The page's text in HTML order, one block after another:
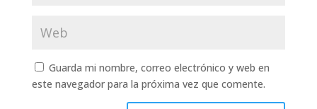
Guarda mi nombre, correo electrónico y web en
este navegador para la próxima vez que comente.